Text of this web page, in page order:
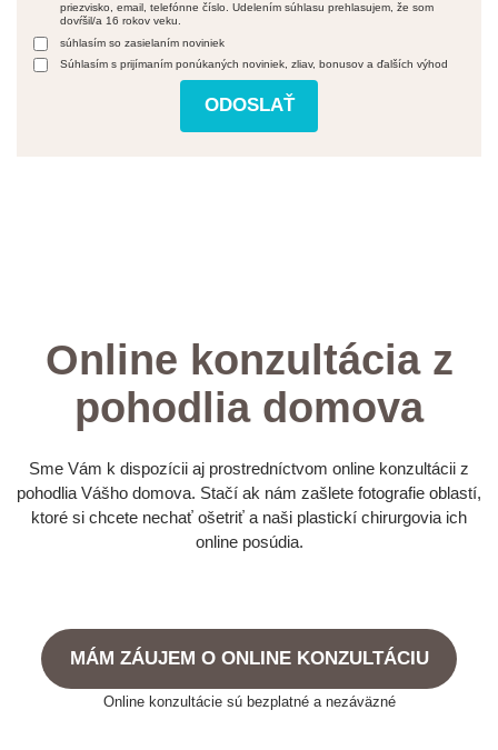
priezvisko, email, telefónne číslo. Udelením súhlasu prehlasujem, že som
dovŕšil/a 16 rokov veku.
súhlasím so zasielaním noviniek
Súhlasím s prijímaním ponúkaných noviniek, zliav, bonusov a ďalších výhod
Online konzultácia z
pohodlia domova
Sme Vám k dispozícii aj prostredníctvom online konzultácii z
pohodlia Vášho domova. Stačí ak nám zašlete fotografie oblastí,
ktoré si chcete nechať ošetriť a naši plastickí chirurgovia ich
online posúdia.
MÁM ZÁUJEM O ONLINE KONZULTÁCIU
Online konzultácie sú bezplatné a nezáväzné